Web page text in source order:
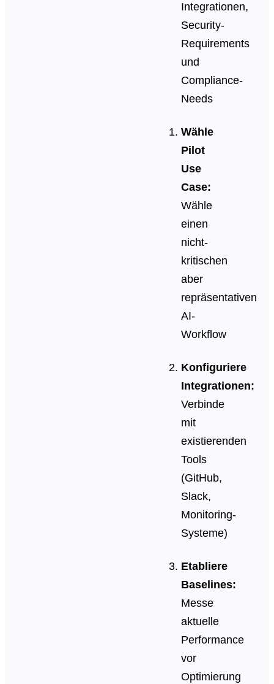
Integrationen,
Security-
Requirements
und
Compliance-
Needs
Wähle
Pilot
Use
Case:
Wähle
einen
nicht-
kritischen
aber
repräsentativen
AI-
Workflow
Konfiguriere
Integrationen:
Verbinde
mit
existierenden
Tools
(GitHub,
Slack,
Monitoring-
Systeme)
Etabliere
Baselines:
Messe
aktuelle
Performance
vor
Optimierung